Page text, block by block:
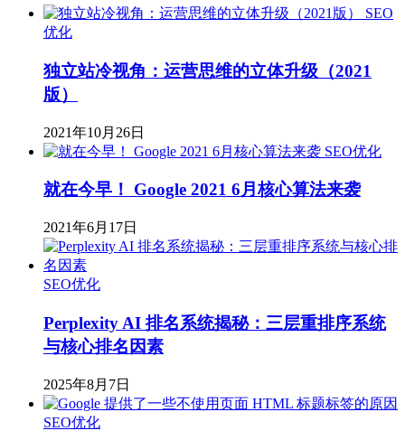
SEO
优化
独立站冷视角：运营思维的立体升级（2021
版）
2021年10月26日
SEO优化
就在今早！ Google 2021 6月核心算法来袭
2021年6月17日
SEO优化
Perplexity AI 排名系统揭秘：三层重排序系统
与核心排名因素
2025年8月7日
SEO优化